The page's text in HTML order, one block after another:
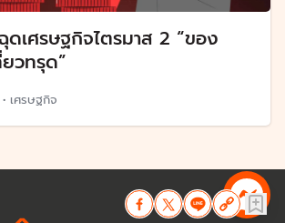
ดเศรษฐกิจไตรมาส 2 “ของ
วทรุด”
• เศรษฐกิจ